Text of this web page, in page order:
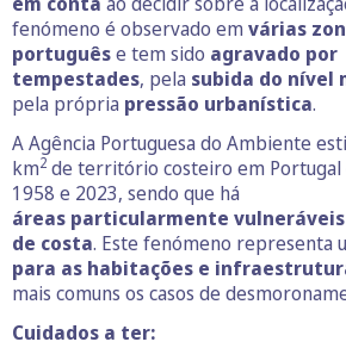
fenómeno é observado em várias
portuguêse tem sido agravado por
tempestades, pela subida do nível
pela própria pressão urbanística.
A Agência Portuguesa do Ambiente
km2 de território costeiro em
1958 e 2023, sendo que há
áreas particularmente
de costa. Este fenómeno representa
para as habitações e
mais comuns os casos de
Cuidados a ter: